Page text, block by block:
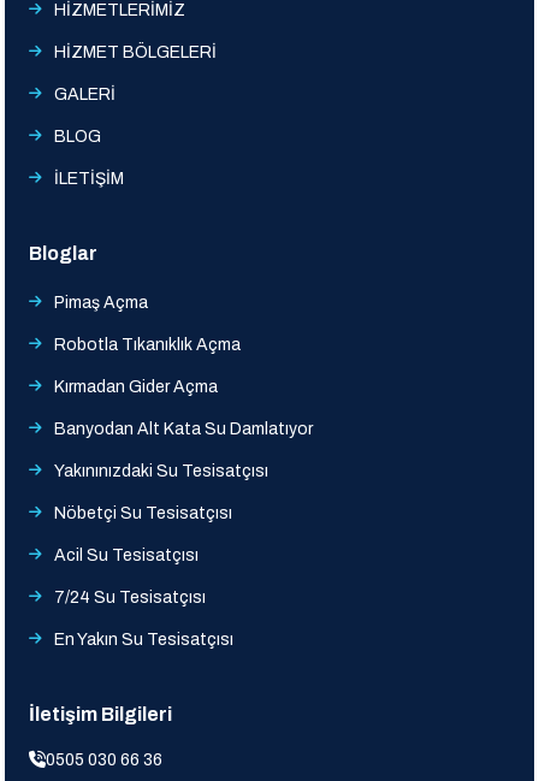
HİZMETLERİMİZ
HİZMET BÖLGELERİ
GALERİ
BLOG
İLETİŞİM
Bloglar
Pimaş Açma
Robotla Tıkanıklık Açma
Kırmadan Gider Açma
Banyodan Alt Kata Su Damlatıyor
Yakınınızdaki Su Tesisatçısı
Nöbetçi Su Tesisatçısı
Acil Su Tesisatçısı
7/24 Su Tesisatçısı
En Yakın Su Tesisatçısı
İletişim Bilgileri
0505 030 66 36